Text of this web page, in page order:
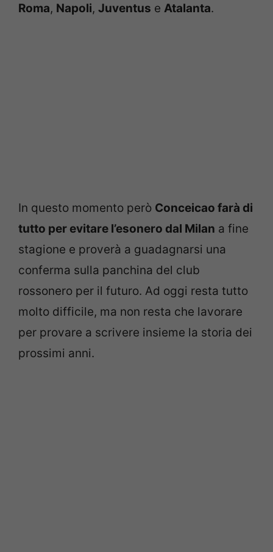
Roma, Napoli, Juventus e Atalanta.
In questo momento però Conceicao farà di
tutto per evitare l’esonero dal Milan a fine
stagione e proverà a guadagnarsi una
conferma sulla panchina del club
rossonero per il futuro. Ad oggi resta tutto
molto difficile, ma non resta che lavorare
per provare a scrivere insieme la storia dei
prossimi anni.